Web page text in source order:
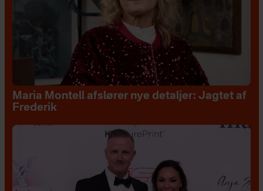
Maria Montell afslører nye detaljer: Jagtet af
Frederik